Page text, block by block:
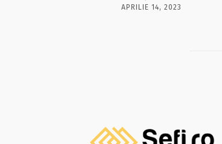
APRILIE 14, 2023